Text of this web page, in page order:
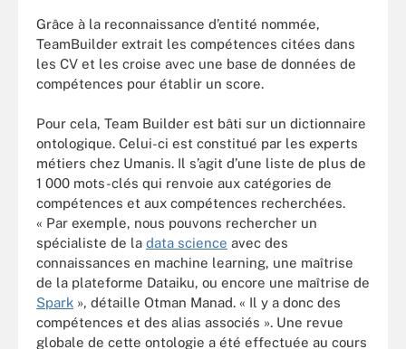
Grâce à la reconnaissance d’entité nommée,
TeamBuilder extrait les compétences citées dans
les CV et les croise avec une base de données de
compétences pour établir un score.
Pour cela, Team Builder est bâti sur un dictionnaire
ontologique. Celui-ci est constitué par les experts
métiers chez Umanis. Il s’agit d’une liste de plus de
1 000 mots-clés qui renvoie aux catégories de
compétences et aux compétences recherchées.
« Par exemple, nous pouvons rechercher un
spécialiste de la data science avec des
connaissances en machine learning, une maîtrise
de la plateforme Dataiku, ou encore une maîtrise de
Spark », détaille Otman Manad. « Il y a donc des
compétences et des alias associés ». Une revue
globale de cette ontologie a été effectuée au cours